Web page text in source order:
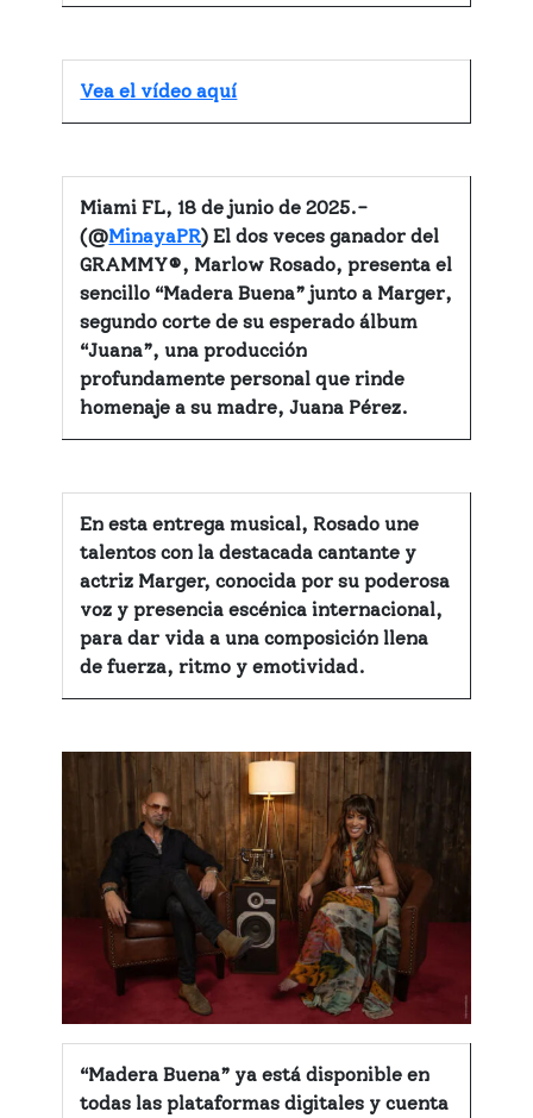
Vea el vídeo aquí
Miami FL, 18 de junio de 2025.-
(@MinayaPR)El dos veces ganador del
GRAMMY®, Marlow Rosado, presenta el
sencillo “Madera Buena” junto a Marger,
segundo corte de su esperado álbum
“Juana”, una producción
profundamente personal que rinde
homenaje a su madre, Juana Pérez.
En esta entrega musical, Rosado une
talentos con la destacada cantante y
actriz Marger, conocida por su poderosa
voz y presencia escénica internacional,
para dar vida a una composición llena
de fuerza, ritmo y emotividad.
“Madera Buena” ya está disponible en
todas las plataformas digitales y cuenta